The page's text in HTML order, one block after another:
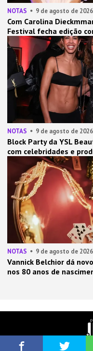
NOTAS 9 de agosto de 2026
Com Carolina
Festival fecha edição
NOTAS 9 de agosto de 2026
Block Party da YSL
com celebridades e
NOTAS 9 de agosto de 2026
Vannick Belchior dá
nos 80 anos de